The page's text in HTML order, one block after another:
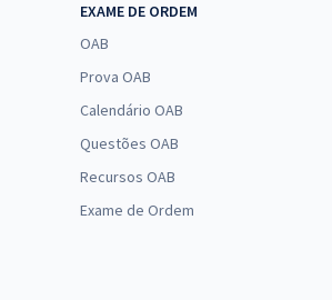
EXAME DE ORDEM
OAB
Prova OAB
Calendário OAB
Questões OAB
Recursos OAB
Exame de Ordem